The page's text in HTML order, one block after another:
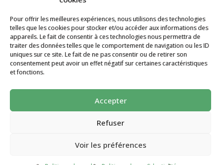
Pour offrir les meilleures expériences, nous utilisons des technologies
telles que les cookies pour stocker et/ou accéder aux informations des
appareils. Le fait de consentir à ces technologies nous permettra de
traiter des données telles que le comportement de navigation ou les ID
uniques sur ce site. Le fait de ne pas consentir ou de retirer son
consentement peut avoir un effet négatif sur certaines caractéristiques
et fonctions.
Accepter
Refuser
Voir les préférences
JOURNEE PORTES OUVERTES
CATÉGORIES
La ferme Au Moulin 2026 - Tous droits
réservés